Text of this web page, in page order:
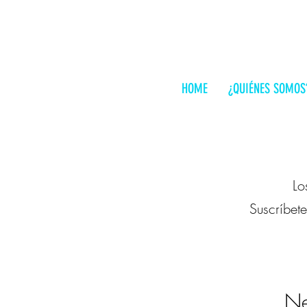
HOME ¿QUIÉNES